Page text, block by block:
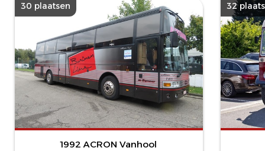
30 plaatsen
1992 ACRON Vanhool
32